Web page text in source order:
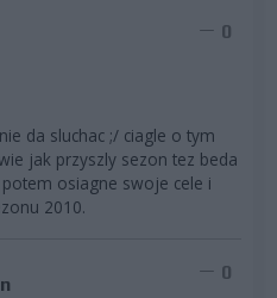
0
da sluchac ;/ ciagle o tym
jak przyszly sezon tez beda
osiagne swoje cele i
2010.
0